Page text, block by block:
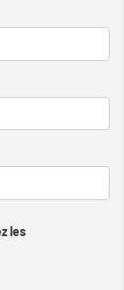
les